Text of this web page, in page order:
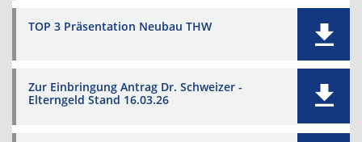
TOP 3 Präsentation Neubau THW
Zur Einbringung Antrag Dr. Schweizer -
Elterngeld Stand 16.03.26